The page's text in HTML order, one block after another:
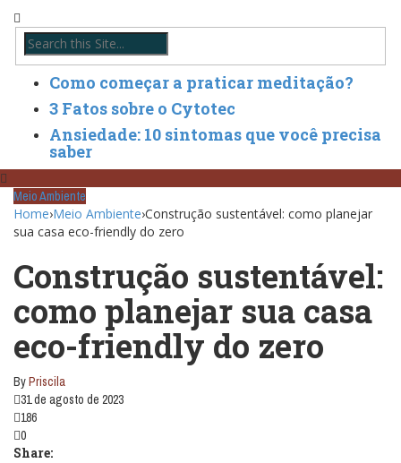
Como começar a praticar meditação?
3 Fatos sobre o Cytotec
Ansiedade: 10 sintomas que você precisa
saber
Meio Ambiente
Home›Meio Ambiente›Construção sustentável: como planejar
sua casa eco-friendly do zero
Construção sustentável:
como planejar sua casa
eco-friendly do zero
ByPriscila
31 de agosto de 2023
186
0
Share: